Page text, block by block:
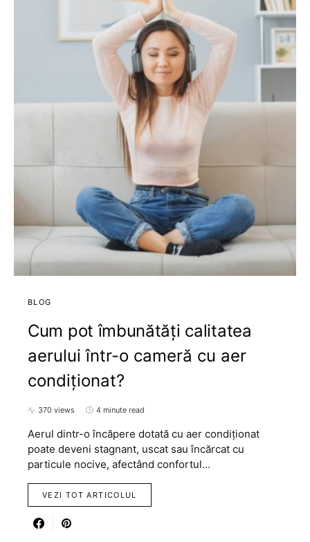
BLOG
Cum pot îmbunătăți calitatea
aerului într-o cameră cu aer
condiționat?
370 views 4 minute read
Aerul dintr-o încăpere dotată cu aer condiționat
poate deveni stagnant, uscat sau încărcat cu
particule nocive, afectând confortul…
VEZI TOT ARTICOLUL